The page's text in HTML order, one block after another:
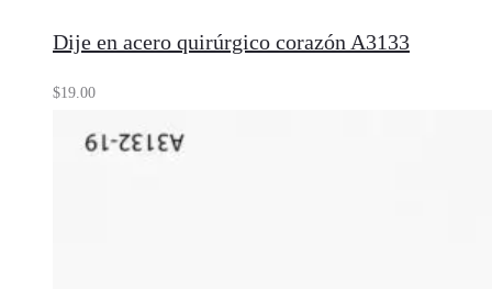
Dije en acero quirúrgico corazón A3133
$19.00